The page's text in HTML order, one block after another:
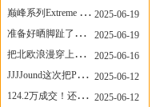
巅峰系列Extreme Diver潜水腕表与Revival Diver复刻版潜水腕表共同推出“暗影款”新作
2025-06-19
准备好晒脚趾了吗？透明款 AF1 要回归了
2025-06-19
把北欧浪漫穿上脚，Cecilie Bahnsen x ASICS
2025-06-16
JJJJound这次把PUMA改得好安静
2025-06-12
124.2万成交！还有什么是Labubu做不到的？
2025-06-12